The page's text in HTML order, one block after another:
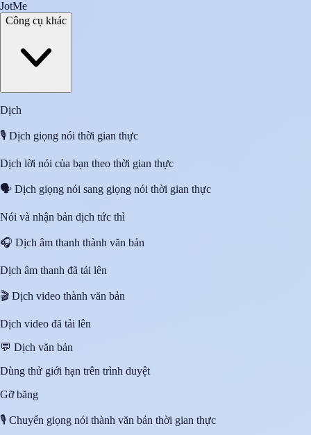
JotMe
Công cụ khác
Dịch
🎙️ Dịch giọng nói thời gian thực
Dịch lời nói của bạn theo thời gian thực
🗣️ Dịch giọng nói sang giọng nói thời gian thực
Nói và nhận bản dịch tức thì
🎧 Dịch âm thanh thành văn bản
Dịch âm thanh đã tải lên
🎬 Dịch video thành văn bản
Dịch video đã tải lên
💬 Dịch văn bản
Dùng thử giới hạn trên trình duyệt
Gỡ băng
🎙️ Chuyển giọng nói thành văn bản thời gian thực